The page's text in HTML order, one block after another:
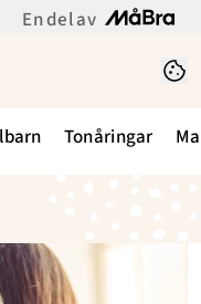
En del av
Tonåringar